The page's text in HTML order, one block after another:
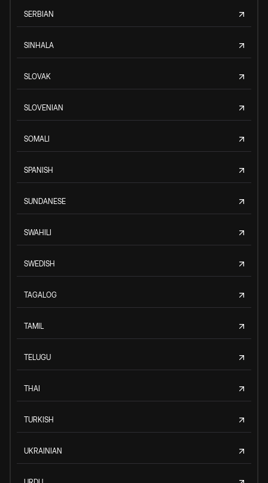
SERBIAN
SINHALA
SLOVAK
SLOVENIAN
SOMALI
SPANISH
SUNDANESE
SWAHILI
SWEDISH
TAGALOG
TAMIL
TELUGU
THAI
TURKISH
UKRAINIAN